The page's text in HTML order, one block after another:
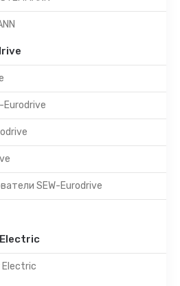
Eurodrive
SEW-Eurodrive
Electric